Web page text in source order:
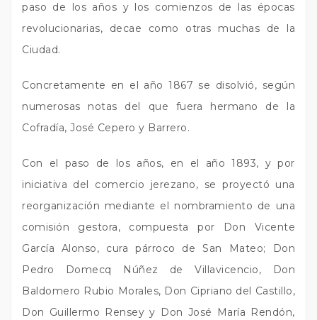
paso de los años y los comienzos de las épocas
revolucionarias, decae como otras muchas de la
Ciudad.
Concretamente en el año 1867 se disolvió, según
numerosas notas del que fuera hermano de la
Cofradía, José Cepero y Barrero.
Con el paso de los años, en el año 1893, y por
iniciativa del comercio jerezano, se proyectó una
reorganización mediante el nombramiento de una
comisión gestora, compuesta por Don Vicente
García Alonso, cura párroco de San Mateo; Don
Pedro Domecq Núñez de Villavicencio, Don
Baldomero Rubio Morales, Don Cipriano del Castillo,
Don Guillermo Rensey y Don José María Rendón,